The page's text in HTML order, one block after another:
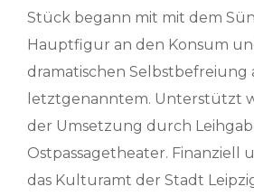
Stück begann mit mit dem
Hauptfigur an den Konsum
dramatischen Selbstbefreiung
letztgenanntem. Unterstützt
der Umsetzung durch
Ostpassagetheater. Finanziell
das Kulturamt der Stadt